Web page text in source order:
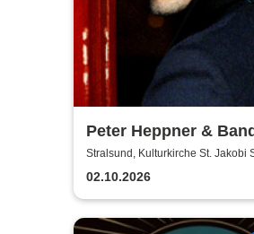
Peter Heppner &
Akustik Tour 2026
Stralsund, Kulturkirche St. Jakobi
02.10.2026